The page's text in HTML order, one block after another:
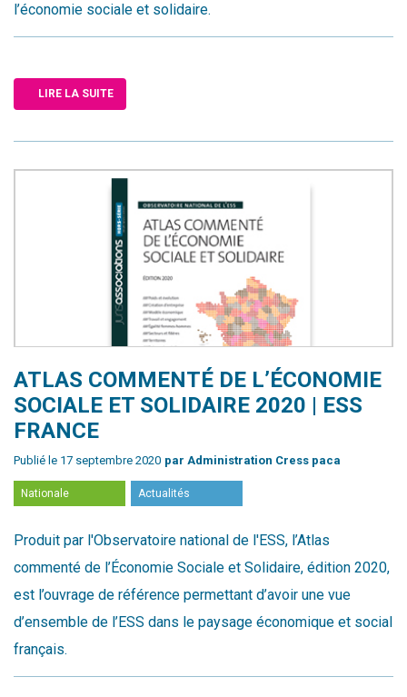
l’économie sociale et solidaire.
LIRE LA SUITE
ATLAS COMMENTÉ DE L’ÉCONOMIE
SOCIALE ET SOLIDAIRE 2020 | ESS
FRANCE
Publié le 17 septembre 2020 par Administration Cress paca
Nationale Actualités
Produit par l'Observatoire national de l'ESS, l’Atlas
commenté de l’Économie Sociale et Solidaire, édition 2020,
est l’ouvrage de référence permettant d’avoir une vue
d’ensemble de l’ESS dans le paysage économique et social
français.